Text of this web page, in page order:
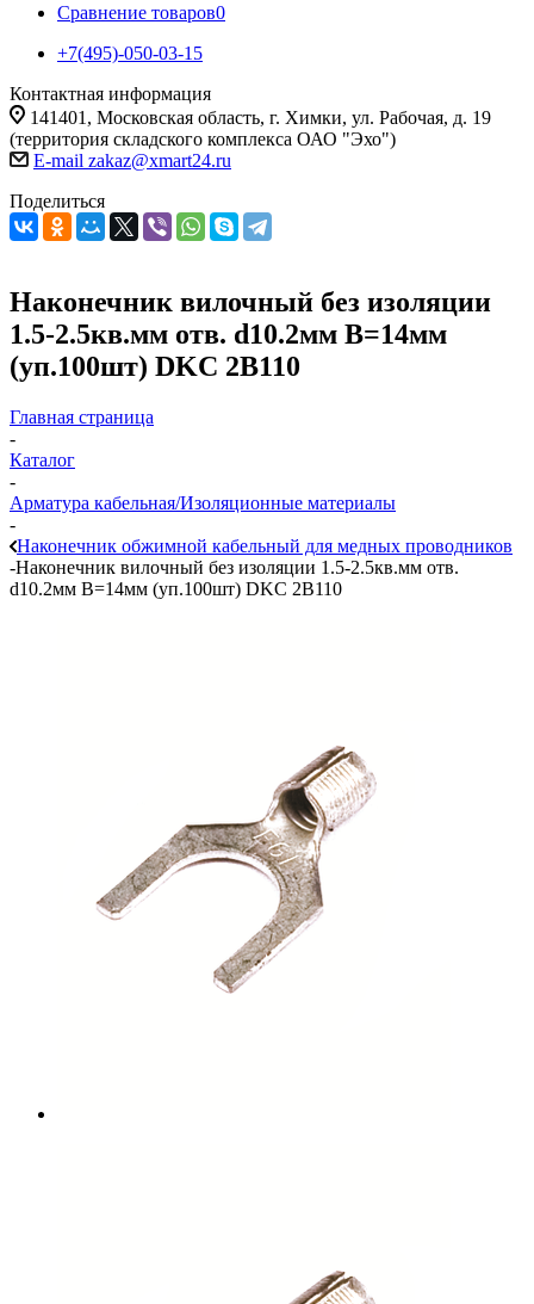
Сравнение товаров0
+7(495)-050-03-15
Контактная информация
141401, Московская область, г. Химки, ул. Рабочая, д. 19
(территория складского комплекса ОАО "Эхо")
E-mail zakaz@xmart24.ru
Поделиться
Наконечник вилочный без изоляции
1.5-2.5кв.мм отв. d10.2мм B=14мм
(уп.100шт) DKC 2B110
Главная страница
-
Каталог
-
Арматура кабельная/Изоляционные материалы
-
Наконечник обжимной кабельный для медных проводников
-Наконечник вилочный без изоляции 1.5-2.5кв.мм отв.
d10.2мм B=14мм (уп.100шт) DKC 2B110